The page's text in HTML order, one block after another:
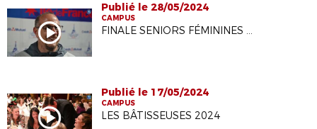
Publié le 28/05/2024
CAMPUS
FINALE SENIORS FÉMININES COUPE DE PARIS
Publié le 17/05/2024
CAMPUS
LES BÂTISSEUSES 2024